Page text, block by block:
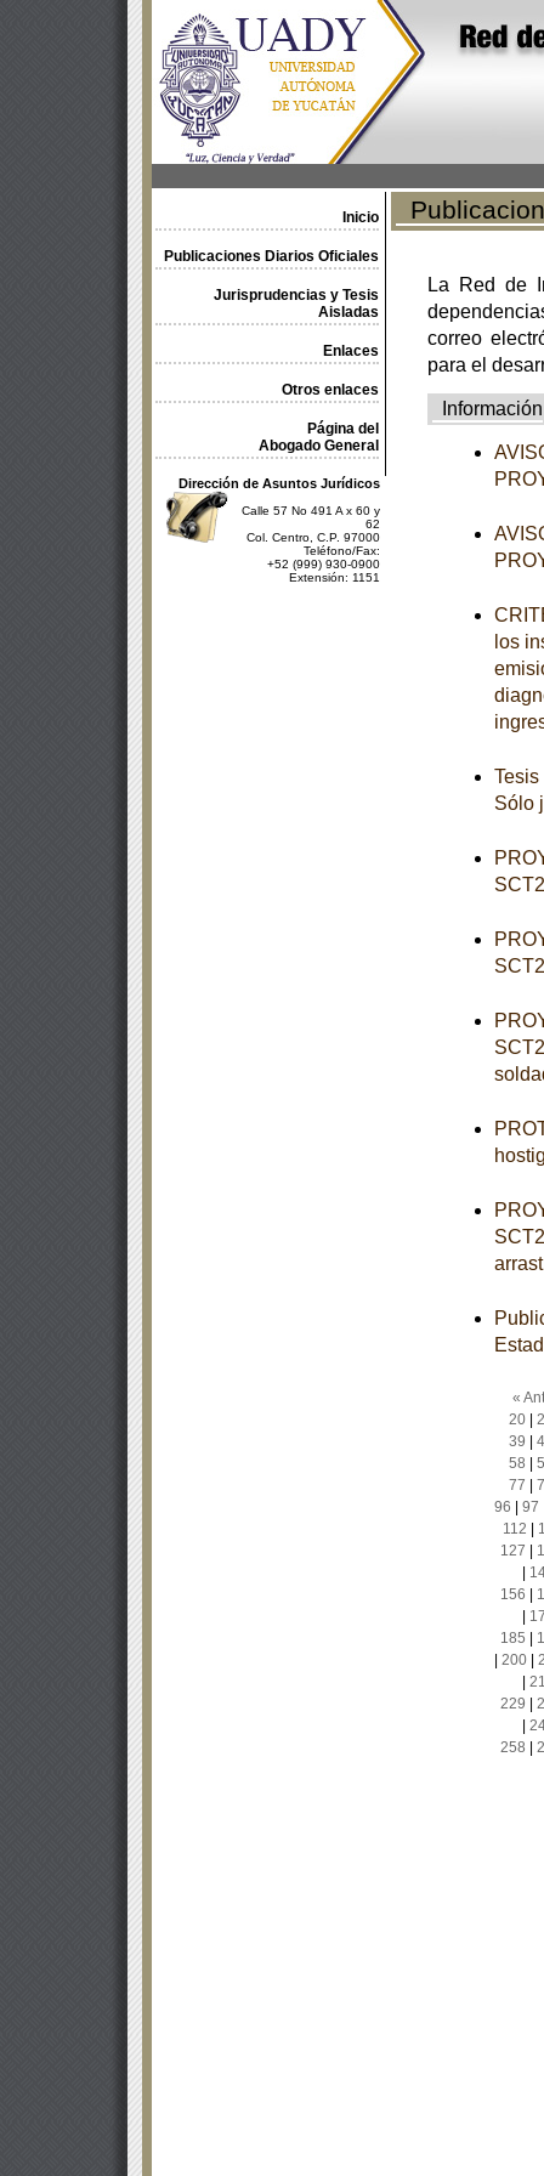
Inicio
Publicaciones Diarios Oficiales
Jurisprudencias y Tesis
Aisladas
Enlaces
Otros enlaces
Página del
Abogado General
Dirección de Asuntos Jurídicos
Calle 57 No 491 A x 60 y
62
Col. Centro, C.P. 97000
Teléfono/Fax:
+52 (999) 930-0900
Extensión: 1151
La Red de
correo
para el
Información
los
Sólo
«
20|
39
58
77
96
97
112
127
156
185
200|
229
258